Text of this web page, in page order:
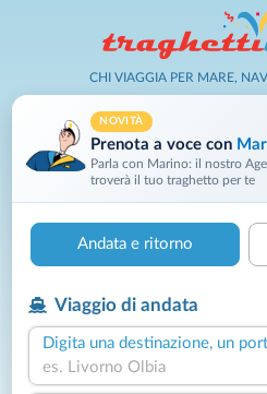
CHI VIAGGIA PER MARE,
NOVITÀ
Prenota a voce con
Parla con Marino: il nostro
troverà il tuo traghetto per te
Andata e ritorno
Viaggio di andata
Digita una destinazione, un